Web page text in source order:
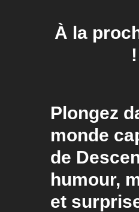
À la
!
Plongez
monde
de
humour,
et